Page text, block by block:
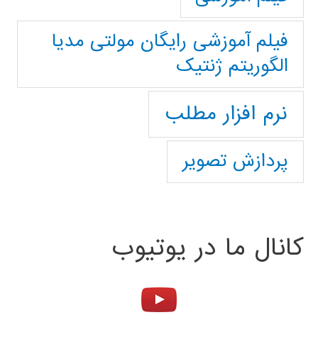
فیلم آموزشی رایگان مولتی مدیا
الگوریتم ژنتیک
نرم افزار مطلب
پردازش تصویر
کانال ما در یوتیوب